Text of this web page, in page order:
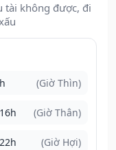
tài không được, đi
(Giờ Thìn)
(Giờ Thân)
(Giờ Hợi)